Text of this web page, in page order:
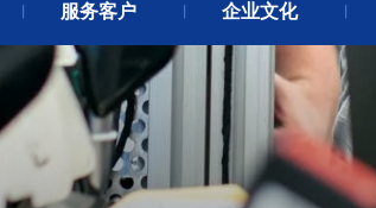
服务客户 企业文化